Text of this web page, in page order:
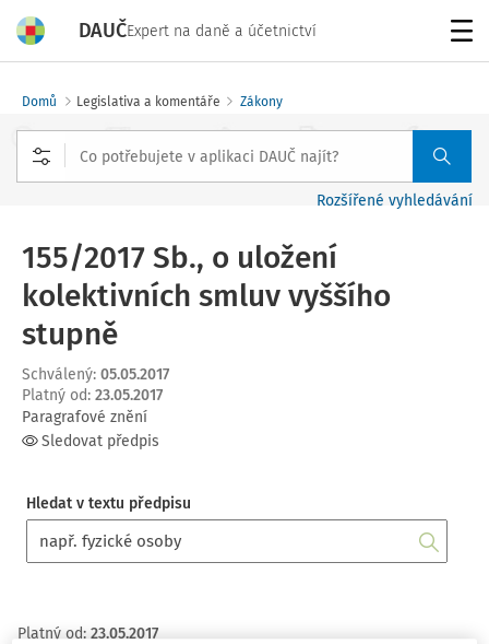
DAUČExpert na daně a účetnictví
Domů Legislativa a komentáře Zákony
Rozšířené vyhledávání
155/2017 Sb., o uložení
kolektivních smluv vyššího
stupně
Schválený: 05.05.2017
Platný od: 23.05.2017
Paragrafové znění
Sledovat předpis
Hledat v textu předpisu
Platný od: 23.05.2017